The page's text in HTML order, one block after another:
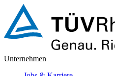
Unternehmen